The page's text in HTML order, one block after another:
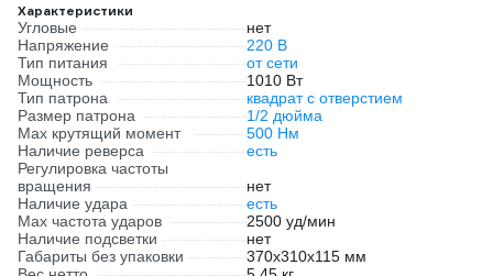
Характеристики
Угловые
нет
Напряжение
220 В
Тип питания
от сети
Мощность
1010 Вт
Тип патрона
квадрат с отверстием
Размер патрона
1/2 дюйма
Max крутящий момент
500 Нм
Наличие реверса
есть
Регулировка частоты
вращения
нет
Наличие удара
есть
Мах частота ударов
2500 уд/мин
Наличие подсветки
нет
Габариты без упаковки
370х310х115 мм